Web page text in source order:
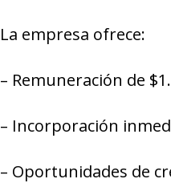
La empresa ofrece:
– Remuneración de
– Incorporación
– Oportunidades de